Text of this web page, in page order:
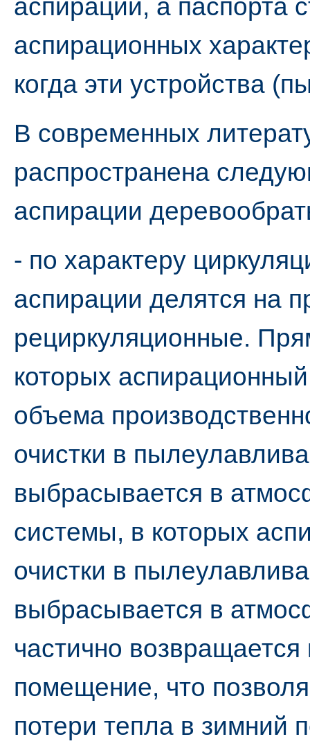
аспирации, а паспорта
аспирационных
когда эти устройства
В современных
распространена
аспирации
- по характеру
аспирации делятся на
рециркуляционные.
которых
объема
очистки в
выбрасывается в
системы, в которых
очистки в
выбрасывается в
частично
помещение, что
потери тепла в зимний